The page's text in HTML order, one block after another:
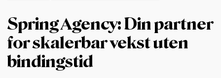
Spring Agency: Din partner
for skalerbar vekst uten
bindingstid